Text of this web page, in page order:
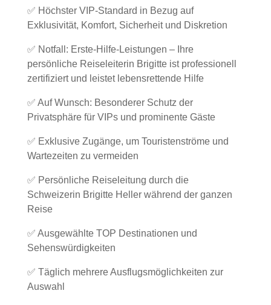
✅ Höchster VIP-Standard in Bezug auf
Exklusivität, Komfort, Sicherheit und Diskretion
✅ Notfall: Erste-Hilfe-Leistungen – Ihre
persönliche Reiseleiterin Brigitte ist professionell
zertifiziert und leistet lebensrettende Hilfe
✅ Auf Wunsch: Besonderer Schutz der
Privatsphäre für VIPs und prominente Gäste
✅ Exklusive Zugänge, um Touristenströme und
Wartezeiten zu vermeiden
✅ Persönliche Reiseleitung durch die
Schweizerin Brigitte Heller während der ganzen
Reise
✅ Ausgewählte TOP Destinationen und
Sehenswürdigkeiten
✅ Täglich mehrere Ausflugsmöglichkeiten zur
Auswahl